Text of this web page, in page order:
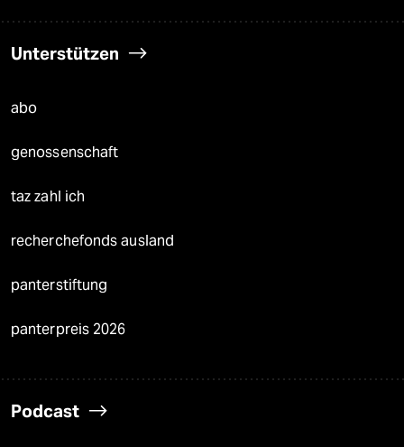
Unterstützen
abo
genossenschaft
taz zahl ich
recherchefonds ausland
panterstiftung
panterpreis 2026
Podcast